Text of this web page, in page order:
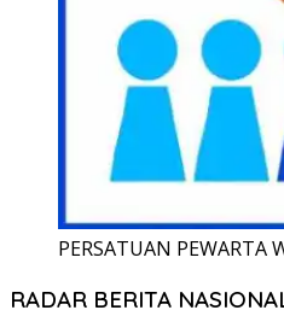
PERSATUAN PEWARTA
RADAR BERITA